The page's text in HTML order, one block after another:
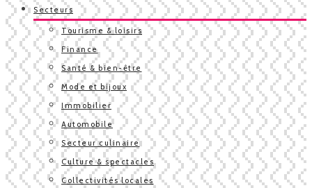
Secteurs
Tourisme & loisirs
Finance
Santé & bien-être
Mode et bijoux
Immobilier
Automobile
Secteur culinaire
Culture & spectacles
Collectivités locales